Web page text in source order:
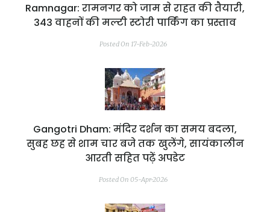
Ramnagar: रामनगर को जाम से राहत की तैयारी,
343 वाहनों की मल्टी स्टोरी पार्किंग का प्रस्ताव
Posted On 17-Feb-2026
Gangotri Dham: मंदिर दर्शन का समय बदला,
सुबह छह से शाम चार बजे तक खुलेंगे, सायंकालीन
आरती सहित पढ़ें अपडेट
Posted On 05-Apr-2026